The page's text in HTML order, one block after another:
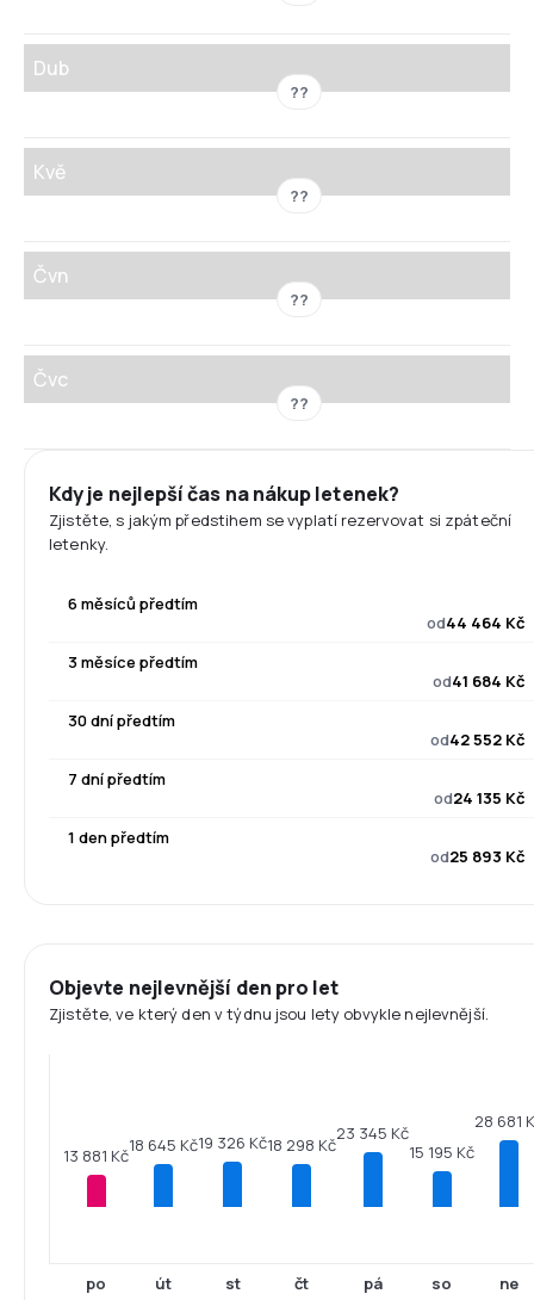
Dub
??
Kvě
??
Čvn
??
Čvc
??
Kdy je nejlepší čas na nákup letenek?
Zjistěte, s jakým předstihem se vyplatí rezervovat si zpáteční
letenky.
6 měsíců předtím
od44 464 Kč
3 měsíce předtím
od41 684 Kč
30 dní předtím
od42 552 Kč
7 dní předtím
od24 135 Kč
1 den předtím
od25 893 Kč
Objevte nejlevnější den pro let
Zjistěte, ve který den v týdnu jsou lety obvykle nejlevnější.
13 881 Kč
po
18 645 Kč
út
19 326 Kč
st
18 298 Kč
čt
23 345 Kč
pá
15 195 Kč
so
28 681
ne